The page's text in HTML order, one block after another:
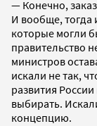
— Конечно,
И вообще, тогда
которые могли
правительство
министров
искали не так,
развития
выбирать.
концепцию.